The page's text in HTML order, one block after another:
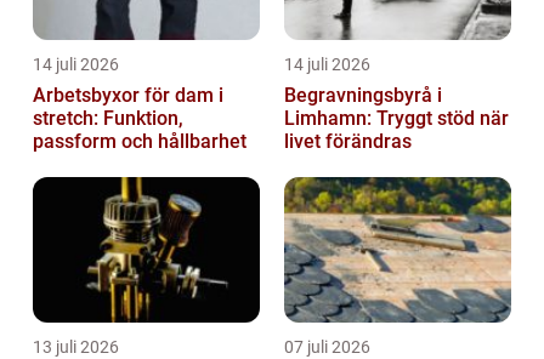
14 juli 2026
Arbetsbyxor för dam i
stretch: Funktion,
passform och hållbarhet
14 juli 2026
Begravningsbyrå i
Limhamn: Tryggt stöd när
livet förändras
13 juli 2026 07 juli 2026